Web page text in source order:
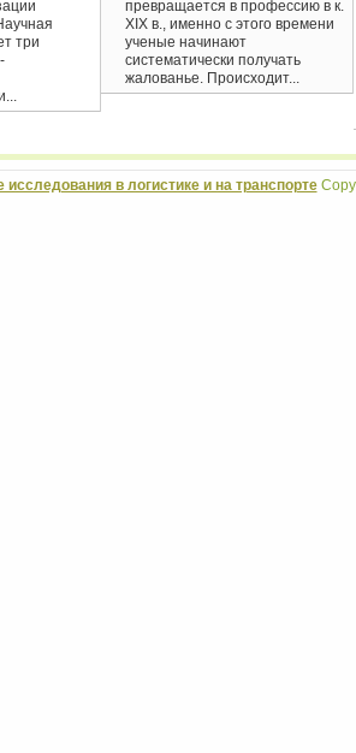
три
превращается в профессию в к.
XIX в., именно с этого времени
ученые начинают
систематически получать
жалованье. Происходит...
исследования в логистике и на транспорте